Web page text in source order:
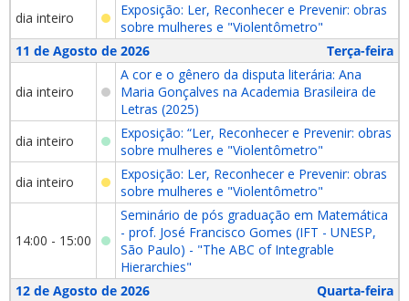
dia inteiro
Exposição: Ler, Reconhecer e Prevenir: obras
sobre mulheres e "Violentômetro"
11 de Agosto de 2026
Terça-feira
dia inteiro
A cor e o gênero da disputa literária: Ana
Maria Gonçalves na Academia Brasileira de
Letras (2025)
dia inteiro
Exposição: “Ler, Reconhecer e Prevenir: obras
sobre mulheres e "Violentômetro"
dia inteiro
Exposição: Ler, Reconhecer e Prevenir: obras
sobre mulheres e "Violentômetro"
14:00 - 15:00
Seminário de pós graduação em Matemática
- prof. José Francisco Gomes (IFT - UNESP,
São Paulo) - "The ABC of Integrable
Hierarchies"
12 de Agosto de 2026
Quarta-feira